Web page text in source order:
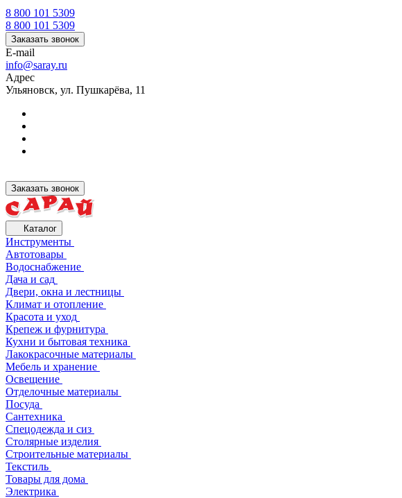
8 800 101 5309
8 800 101 5309
Заказать звонок
E-mail
info@saray.ru
Адрес
Ульяновск, ул. Пушкарёва, 11
Заказать звонок
Каталог
Инструменты
Автотовары
Водоснабжение
Дача и сад
Двери, окна и лестницы
Климат и отопление
Красота и уход
Крепеж и фурнитура
Кухни и бытовая техника
Лакокрасочные материалы
Мебель и хранение
Освещение
Отделочные материалы
Посуда
Сантехника
Спецодежда и сиз
Столярные изделия
Строительные материалы
Текстиль
Товары для дома
Электрика